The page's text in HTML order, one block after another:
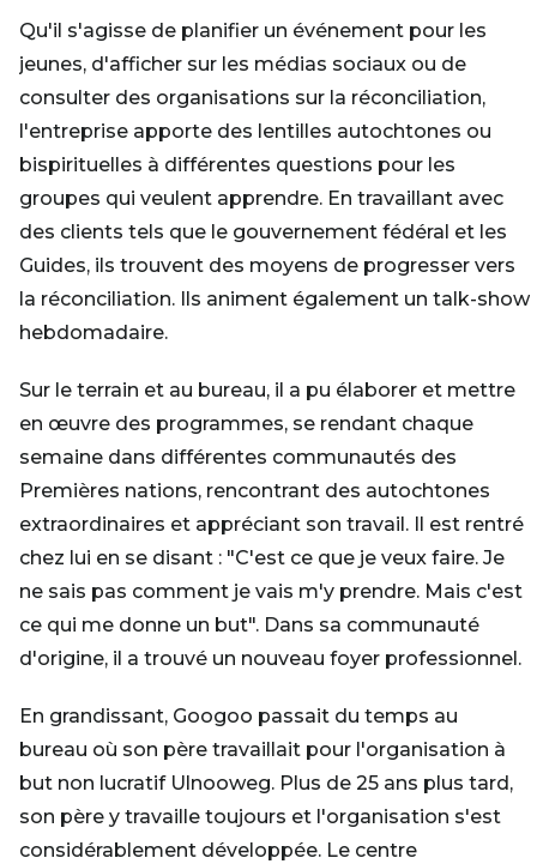
Qu'il s'agisse de planifier un événement pour les
jeunes, d'afficher sur les médias sociaux ou de
consulter des organisations sur la réconciliation,
l'entreprise apporte des lentilles autochtones ou
bispirituelles à différentes questions pour les
groupes qui veulent apprendre. En travaillant avec
des clients tels que le gouvernement fédéral et les
Guides, ils trouvent des moyens de progresser vers
la réconciliation. Ils animent également un talk-show
hebdomadaire.
Sur le terrain et au bureau, il a pu élaborer et mettre
en œuvre des programmes, se rendant chaque
semaine dans différentes communautés des
Premières nations, rencontrant des autochtones
extraordinaires et appréciant son travail. Il est rentré
chez lui en se disant : "C'est ce que je veux faire. Je
ne sais pas comment je vais m'y prendre. Mais c'est
ce qui me donne un but". Dans sa communauté
d'origine, il a trouvé un nouveau foyer professionnel.
En grandissant, Googoo passait du temps au
bureau où son père travaillait pour l'organisation à
but non lucratif Ulnooweg. Plus de 25 ans plus tard,
son père y travaille toujours et l'organisation s'est
considérablement développée. Le centre